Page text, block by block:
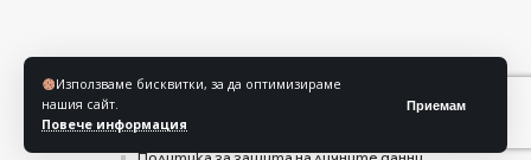
Използваме бисквитки, за да оптимизираме
нашия сайт.
Повече информация
Приемам
Общи условия
Политика за използване на “Бисквитки”